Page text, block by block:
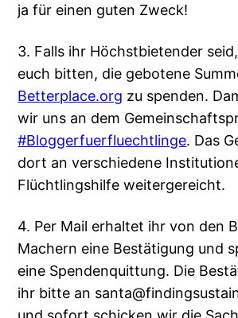
ja für einen guten Zweck!
3. Falls ihr Höchstbietender
euch bitten, die gebotene
Betterplace.org zu spenden.
wir uns an dem
#Bloggerfuerfluechtlinge. Das
dort an verschiedene
Flüchtlingshilfe weitergereicht.
4. Per Mail erhaltet ihr von den
Machern eine Bestätigung und
eine Spendenquittung. Die
ihr bitte an